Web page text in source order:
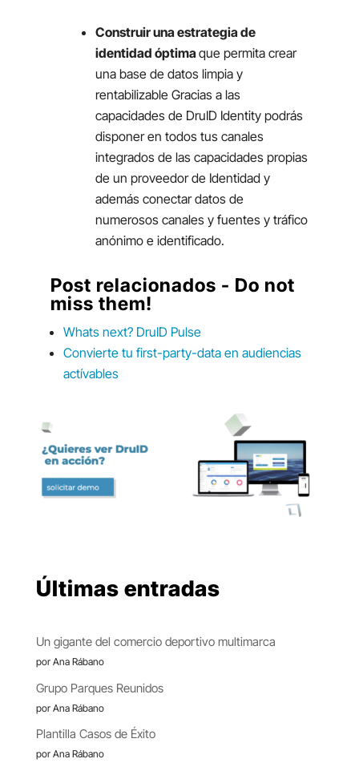
Construir una estrategia de
identidad óptimaque permita crear
una base de datos limpia y
rentabilizable Gracias a las
capacidades de DruID Identity podrás
disponer en todos tus canales
integrados de las capacidades propias
de un proveedor de Identidad y
además conectar datos de
numerosos canales y fuentes y tráfico
anónimo e identificado.
Post relacionados - Do not
miss them!
Whats next? DruID Pulse
Convierte tu first-party-data en audiencias
actívables
Últimas entradas
Un gigante del comercio deportivo multimarca
por Ana Rábano
Grupo Parques Reunidos
por Ana Rábano
Plantilla Casos de Éxito
por Ana Rábano